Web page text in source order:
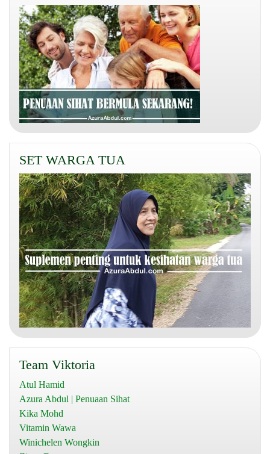
SET WARGA TUA
Team Viktoria
Atul Hamid
Azura Abdul | Penuaan Sihat
Kika Mohd
Vitamin Wawa
Winichelen Wongkin